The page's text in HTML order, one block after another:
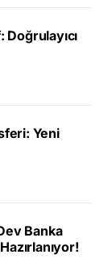
Yeni
Banka